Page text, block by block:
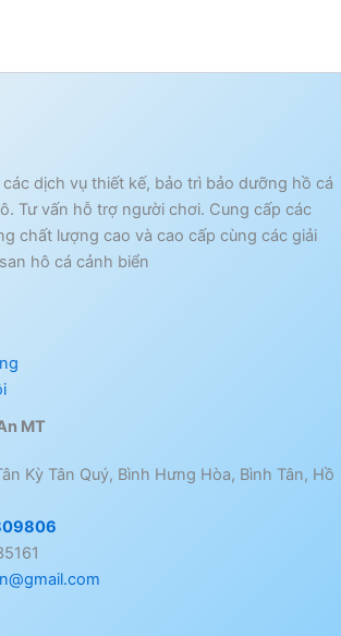
dịch vụ thiết kế, bảo trì bảo dưỡng hồ cá
Tư vấn hỗ trợ người chơi. Cung cấp các
chất lượng cao và cao cấp cùng các giải
hô cá cảnh biển
MT
Kỳ Tân Quý, Bình Hưng Hòa, Bình Tân, Hồ